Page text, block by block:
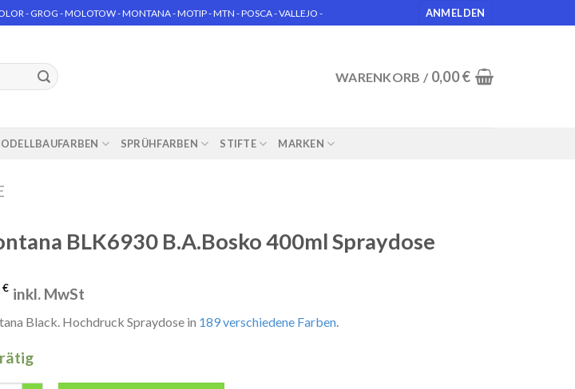
- GROG - MOLOTOW - MONTANA - MOTIP - MTN - POSCA - VALLEJO - ANMELDEN
WARENKORB / 0,00€
SPRÜHFARBEN STIFTE MARKEN
BLK6930 B.A.Bosko 400ml Spraydose
€ inkl. MwSt
Black. Hochdruck Spraydose in 189 verschiedene Farben.